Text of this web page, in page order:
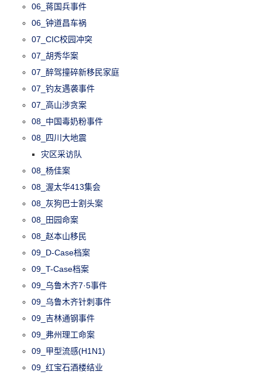
06_蒋国兵事件
06_钟道昌车祸
07_CIC校园冲突
07_胡秀华案
07_醉驾撞碎新移民家庭
07_钓友遇袭事件
07_高山涉贪案
08_中国毒奶粉事件
08_四川大地震
灾区采访队
08_杨佳案
08_渥太华413集会
08_灰狗巴士割头案
08_田园命案
08_赵本山移民
09_D-Case档案
09_T-Case档案
09_乌鲁木齐7·5事件
09_乌鲁木齐针刺事件
09_吉林通钢事件
09_弗州理工命案
09_甲型流感(H1N1)
09_红宝石酒楼结业